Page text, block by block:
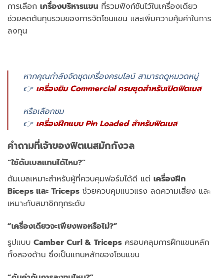
การเลือก เครื่องบริหารแขน ที่รวมฟังก์ชันไว้ในเครื่องเดียว
ช่วยลดต้นทุนรวมของการจัดโซนแขน และเพิ่มความคุ้มค่าในการ
ลงทุน
หากคุณกำลังจัดชุดเครื่องครบไลน์ สามารถดูหมวดหมู่
👉 เครื่องยิม Commercial ครบชุดสำหรับเปิดฟิตเนส
หรือเลือกชม
👉 เครื่องฝึกแบบ Pin Loaded สำหรับฟิตเนส
คำถามที่เจ้าของฟิตเนสมักกังวล
“ใช้ดัมเบลแทนได้ไหม?”
ดัมเบลเหมาะสำหรับผู้ที่ควบคุมฟอร์มได้ดี แต่ เครื่องฝึก
Biceps และ Triceps ช่วยควบคุมแนวแรง ลดความเสี่ยง และ
เหมาะกับสมาชิกทุกระดับ
“เครื่องเดียวจะเพียงพอหรือไม่?”
รูปแบบ Camber Curl & Triceps ครอบคลุมการฝึกแขนหลัก
ทั้งสองด้าน ซึ่งเป็นแกนหลักของโซนแขน